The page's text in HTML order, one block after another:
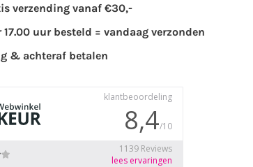
verzending vanaf €30,-
17.00 uur besteld = vandaag verzonden
& achteraf betalen